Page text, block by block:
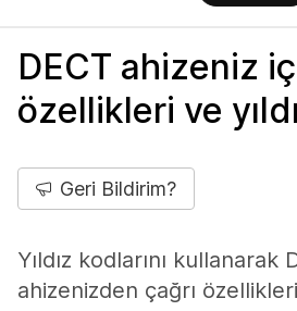
DECT ahizeniz
özellikleri ve
Geri Bildirim?
Yıldız kodlarını kullanarak
ahizenizden çağrı